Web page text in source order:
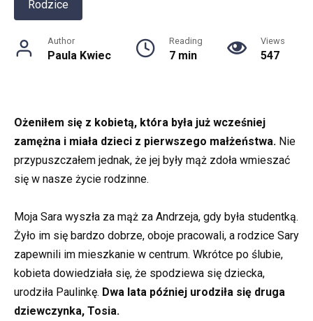
Rodzice
Author
Paula Kwiec
Reading
7 min
Views
547
Ożeniłem się z kobietą, która była już wcześniej
zamężna i miała dzieci z pierwszego małżeństwa. Nie
przypuszczałem jednak, że jej były mąż zdoła wmieszać
się w nasze życie rodzinne.
Moja Sara wyszła za mąż za Andrzeja, gdy była studentką.
Żyło im się bardzo dobrze, oboje pracowali, a rodzice Sary
zapewnili im mieszkanie w centrum. Wkrótce po ślubie,
kobieta dowiedziała się, że spodziewa się dziecka,
urodziła Paulinkę. Dwa lata później urodziła się druga
dziewczynka, Tosia.